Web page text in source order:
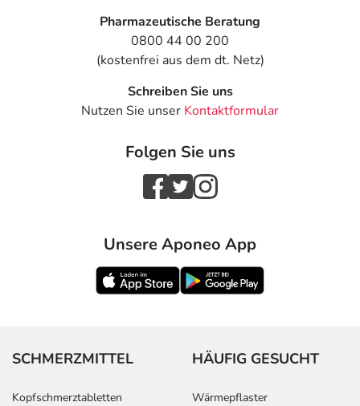
Pharmazeutische Beratung
0800 44 00 200
(kostenfrei aus dem dt. Netz)
Schreiben Sie uns
Nutzen Sie unser Kontaktformular
Folgen Sie uns
Unsere Aponeo App
SCHMERZMITTEL
Kopfschmerztabletten
HÄUFIG GESUCHT
Wärmepflaster